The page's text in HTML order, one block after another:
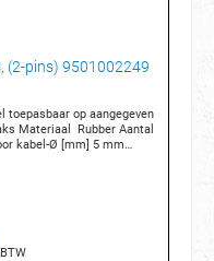
(2-pins) 9501002249
toepasbaar op aangegeven
verwarmbare